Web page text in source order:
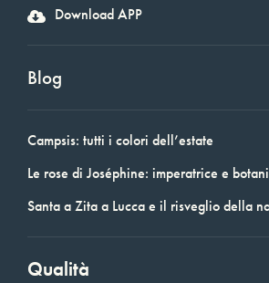
Download APP
Blog
Campsis: tutti i colori dell’estate
Le rose di Joséphine: imperatrice e
Santa a Zita a Lucca e il risveglio della
Qualità